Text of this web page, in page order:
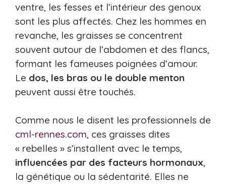
ventre, les fesses et l’intérieur des genoux
sont les plus affectés. Chez les hommes en
revanche, les graisses se concentrent
souvent autour de l’abdomen et des flancs,
formant les fameuses poignées d’amour.
Le dos, les bras ou le double menton
peuvent aussi être touchés.
Comme nous le disent les professionnels de
cml-rennes.com, ces graisses dites
« rebelles » s’installent avec le temps,
influencées par des facteurs hormonaux,
la génétique ou la sédentarité. Elles ne